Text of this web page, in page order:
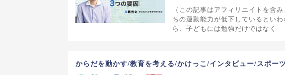
（この記事はアフィリエイトを含
ちの運動能力が低下しているとい
ら、子どもには勉強だけではなく
からだを動かす/教育を考える/かけっこ/インタビュー/スポー